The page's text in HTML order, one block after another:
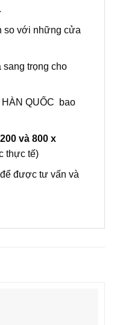
so với những cửa
sang trọng cho
QUỐC bao
và 800 x
thực tế)
được tư vấn và